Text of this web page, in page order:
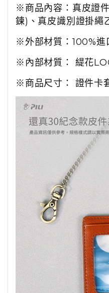
※商品內容：真皮證
鍊)、真皮識別證掛繩
※外部材質：100%進
※內部材質： 緹花
※商品尺寸： 證件卡